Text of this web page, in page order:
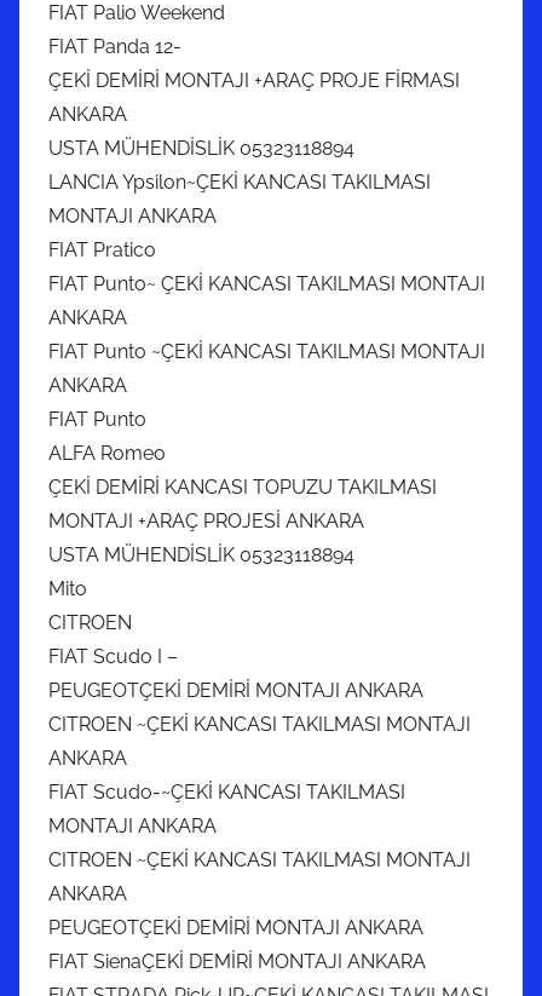
FIAT Palio Weekend
FIAT Panda 12-
ÇEKİ DEMİRİ MONTAJI +ARAÇ PROJE FİRMASI
ANKARA
USTA MÜHENDİSLİK 05323118894
LANCIA Ypsilon~ÇEKİ KANCASI TAKILMASI
MONTAJI ANKARA
FIAT Pratico
FIAT Punto~ ÇEKİ KANCASI TAKILMASI MONTAJI
ANKARA
FIAT Punto ~ÇEKİ KANCASI TAKILMASI MONTAJI
ANKARA
FIAT Punto
ALFA Romeo
ÇEKİ DEMİRİ KANCASI TOPUZU TAKILMASI
MONTAJI +ARAÇ PROJESİ ANKARA
USTA MÜHENDİSLİK 05323118894
Mito
CITROEN
FIAT Scudo I –
PEUGEOTÇEKİ DEMİRİ MONTAJI ANKARA
CITROEN ~ÇEKİ KANCASI TAKILMASI MONTAJI
ANKARA
FIAT Scudo-~ÇEKİ KANCASI TAKILMASI
MONTAJI ANKARA
CITROEN ~ÇEKİ KANCASI TAKILMASI MONTAJI
ANKARA
PEUGEOTÇEKİ DEMİRİ MONTAJI ANKARA
FIAT SienaÇEKİ DEMİRİ MONTAJI ANKARA